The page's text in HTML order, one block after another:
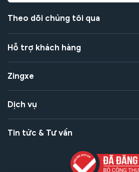
Theo dõi chúng tôi qua
Hỗ trợ khách hàng
Zingxe
Dịch vụ
Tin tức & Tư vấn